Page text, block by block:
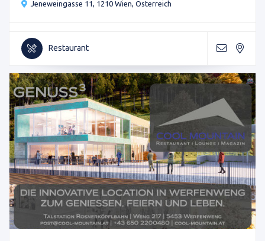
Jeneweingasse 11, 1210 Wien, Österreich
Restaurant